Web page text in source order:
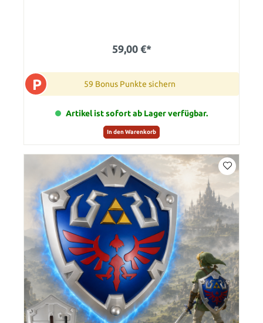
59,00 €*
P 59 Bonus Punkte sichern
Artikel ist sofort ab Lager verfügbar.
In den Warenkorb